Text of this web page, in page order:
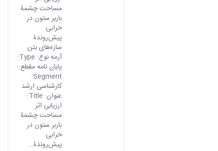
مساحت چشمۀ
باربر ستون در
خرابی
پیش‌روندۀ
سازه‌‌های بتن
آرمه نوع: Type:
پایان نامه مقطع:
Segment:
کارشناسی ارشد
عنوان: Title:
ارزیابی اثر
مساحت چشمۀ
باربر ستون در
خرابی
پیش‌روندۀ...